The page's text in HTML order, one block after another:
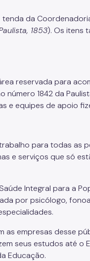
da
1853). Os itens
reservada para
1842 da
e equipes de apoio
para todas as
e serviços que só
Integral para a
por psicólogo,
as empresas desse
seus estudos até o
Educação.